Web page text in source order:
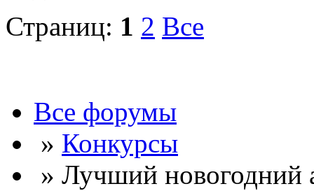
Страниц: 1 2 Все
Все форумы
» Конкурсы
» Лучший новогодний